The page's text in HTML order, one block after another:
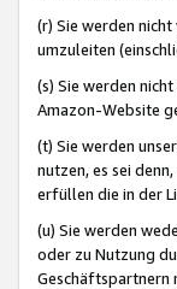
(r) Sie werden
umzuleiten
(s) Sie werden
Amazon-Website
(t) Sie werden
nutzen, es sei
erfüllen die in der
(u) Sie werden
oder zu Nutzung
Geschäftspartnern